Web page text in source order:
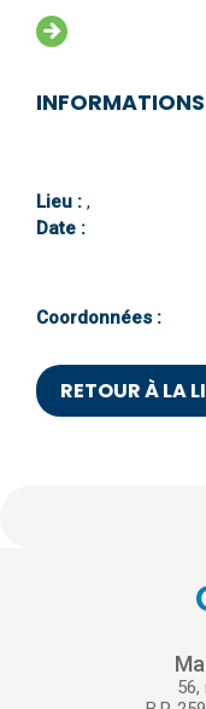
INFORMATIONS
Lieu : ,
Date :
Coordonnées :
RETOUR À LA
56,